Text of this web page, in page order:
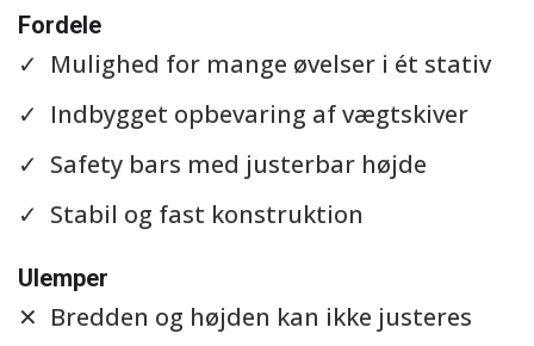
Fordele
Mulighed for mange øvelser i ét stativ
Indbygget opbevaring af vægtskiver
Safety bars med justerbar højde
Stabil og fast konstruktion
Ulemper
Bredden og højden kan ikke justeres